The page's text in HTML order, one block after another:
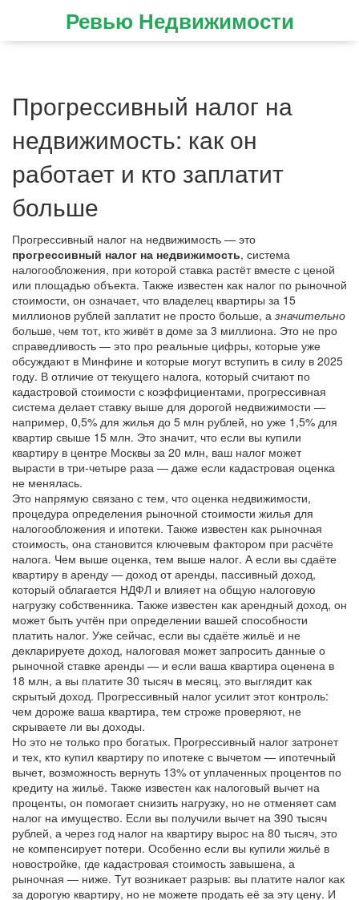
Ревью Недвижимости
Прогрессивный налог на
недвижимость: как он
работает и кто заплатит
больше
Прогрессивный налог на недвижимость — это
прогрессивный налог на недвижимость, система
налогообложения, при которой ставка растёт вместе с ценой
или площадью объекта. Также известен как налог по рыночной
стоимости, он означает, что владелец квартиры за 15
миллионов рублей заплатит не просто больше, а значительно
больше, чем тот, кто живёт в доме за 3 миллиона. Это не про
справедливость — это про реальные цифры, которые уже
обсуждают в Минфине и которые могут вступить в силу в 2025
году. В отличие от текущего налога, который считают по
кадастровой стоимости с коэффициентами, прогрессивная
система делает ставку выше для дорогой недвижимости —
например, 0,5% для жилья до 5 млн рублей, но уже 1,5% для
квартир свыше 15 млн. Это значит, что если вы купили
квартиру в центре Москвы за 20 млн, ваш налог может
вырасти в три-четыре раза — даже если кадастровая оценка
не менялась.
Это напрямую связано с тем, что оценка недвижимости,
процедура определения рыночной стоимости жилья для
налогообложения и ипотеки. Также известен как рыночная
стоимость, она становится ключевым фактором при расчёте
налога. Чем выше оценка, тем выше налог. А если вы сдаёте
квартиру в аренду — доход от аренды, пассивный доход,
который облагается НДФЛ и влияет на общую налоговую
нагрузку собственника. Также известен как арендный доход, он
может быть учтён при определении вашей способности
платить налог. Уже сейчас, если вы сдаёте жильё и не
декларируете доход, налоговая может запросить данные о
рыночной ставке аренды — и если ваша квартира оценена в
18 млн, а вы платите 30 тысяч в месяц, это выглядит как
скрытый доход. Прогрессивный налог усилит этот контроль:
чем дороже ваша квартира, тем строже проверяют, не
скрываете ли вы доходы.
Но это не только про богатых. Прогрессивный налог затронет
и тех, кто купил квартиру по ипотеке с вычетом — ипотечный
вычет, возможность вернуть 13% от уплаченных процентов по
кредиту на жильё. Также известен как налоговый вычет на
проценты, он помогает снизить нагрузку, но не отменяет сам
налог на имущество. Если вы получили вычет на 390 тысяч
рублей, а через год налог на квартиру вырос на 80 тысяч, это
не компенсирует потери. Особенно если вы купили жильё в
новостройке, где кадастровая стоимость завышена, а
рыночная — ниже. Тут возникает разрыв: вы платите налог как
за дорогую квартиру, но не можете продать её за эту цену. И